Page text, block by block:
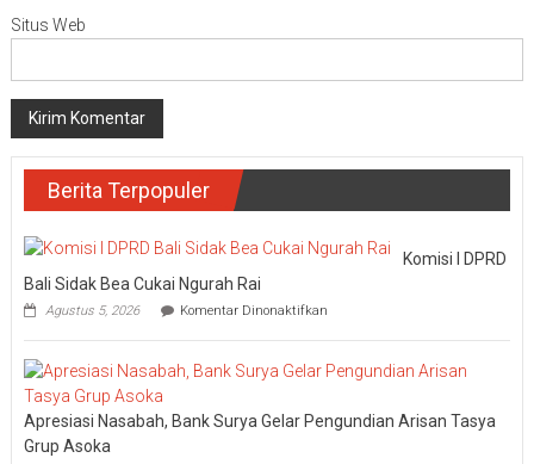
Situs Web
Berita Terpopuler
Komisi I DPRD
Bali Sidak Bea Cukai Ngurah Rai
Agustus 5, 2026 Komentar Dinonaktifkanpada
I
DPRD
Bali
Bea
Apresiasi Nasabah, Bank Surya Gelar Pengundian Arisan Tasya
Grup Asoka